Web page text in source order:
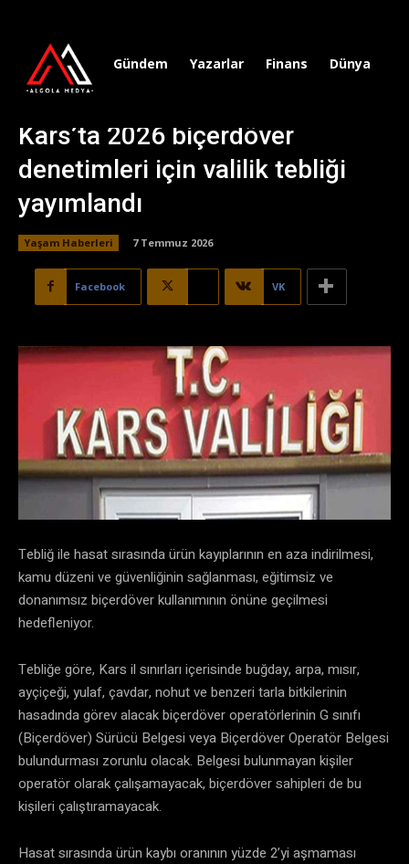
Gündem Yazarlar Finans Dünya
Kars’ta 2026 biçerdöver
denetimleri için valilik tebliği
yayımlandı
Yaşam Haberleri 7 Temmuz 2026
Facebook VK
Tebliğ ile hasat sırasında ürün kayıplarının en aza indirilmesi,
kamu düzeni ve güvenliğinin sağlanması, eğitimsiz ve
donanımsız biçerdöver kullanımının önüne geçilmesi
hedefleniyor.
Tebliğe göre, Kars il sınırları içerisinde buğday, arpa, mısır,
ayçiçeği, yulaf, çavdar, nohut ve benzeri tarla bitkilerinin
hasadında görev alacak biçerdöver operatörlerinin G sınıfı
(Biçerdöver) Sürücü Belgesi veya Biçerdöver Operatör Belgesi
bulundurması zorunlu olacak. Belgesi bulunmayan kişiler
operatör olarak çalışamayacak, biçerdöver sahipleri de bu
kişileri çalıştıramayacak.
Hasat sırasında ürün kaybı oranının yüzde 2’yi aşmaması